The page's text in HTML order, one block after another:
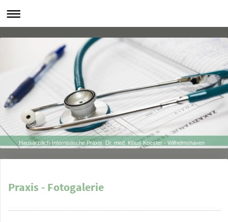
Hausärztlich-Internistische Praxis Dr. med. Klaus Koester - Wilhelmshaven
Praxis - Fotogalerie